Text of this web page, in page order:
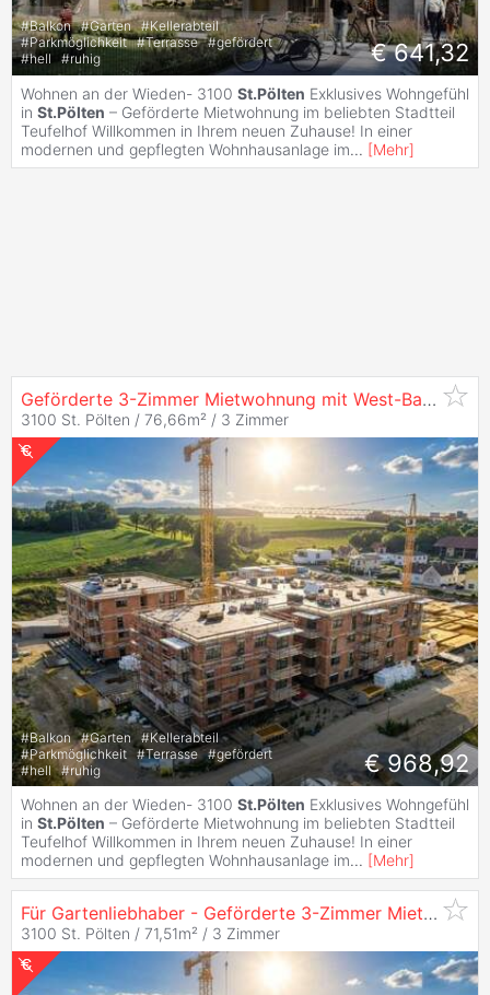
#Balkon #Garten #Kellerabteil
#Parkmöglichkeit #Terrasse #gefördert
#hell #ruhig € 641,32
Wohnen an der Wieden- 3100 St.Pölten Exklusives Wohngefühl
in St.Pölten – Geförderte Mietwohnung im beliebten Stadtteil
Teufelhof Willkommen in Ihrem neuen Zuhause! In einer
modernen und gepflegten Wohnhausanlage im... [Mehr]
Geförderte 3-Zimmer Mietwohnung mit West-Balkon -
3100 St. Pölten / 76,66m² / 3 Zimmer
#Balkon #Garten #Kellerabteil
#Parkmöglichkeit #Terrasse #gefördert
#hell #ruhig € 968,92
Wohnen an der Wieden- 3100 St.Pölten Exklusives Wohngefühl
in St.Pölten – Geförderte Mietwohnung im beliebten Stadtteil
Teufelhof Willkommen in Ihrem neuen Zuhause! In einer
modernen und gepflegten Wohnhausanlage im... [Mehr]
Für Gartenliebhaber - Geförderte 3-Zimmer Mietwohnung mit stilvoller Ausstattung -
3100 St. Pölten / 71,51m² / 3 Zimmer